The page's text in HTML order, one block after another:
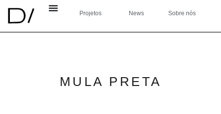
Projetos News Sobre nós
MULA PRETA